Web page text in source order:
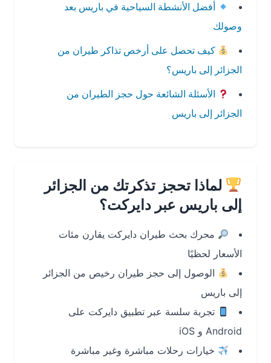
أفضل الأنشطة السياحية في باريس بعد
وصولك
كيف تحصل على أرخص تذاكر طيران من
الجزائر إلى باريس؟
الأسئلة الشائعة حول حجز الطيران من
الجزائر إلى باريس
لماذا تحجز تذكرتك من الجزائر
إلى باريس عبر دايركت؟
محرك بحث طيران دايركت يقارن مئات
الأسعار لحظيًا
الوصول إلى حجز طيران رخيص من الجزائر
إلى باريس
تجربة سلسة عبر تطبيق دايركت على
Android و iOS
خيارات رحلات مباشرة وغير مباشرة